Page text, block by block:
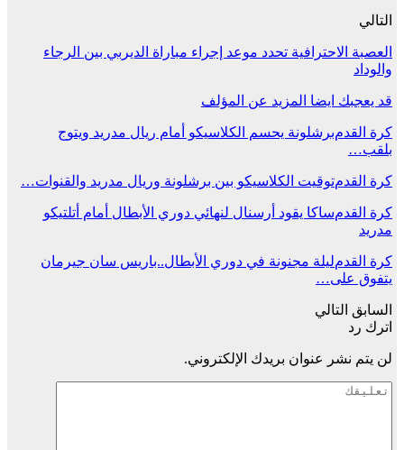
التالي
العصبة الاحترافية تحدد موعد إجراء مباراة الديربي بين الرجاء
والوداد
قد يعجبك ايضا المزيد عن المؤلف
كرة القدمبرشلونة يحسم الكلاسيكو أمام ريال مدريد ويتوج
بلقب…
كرة القدمتوقيت الكلاسيكو بين برشلونة وريال مدريد والقنوات…
كرة القدمساكا يقود أرسنال لنهائي دوري الأبطال أمام أتلتيكو
مدريد
كرة القدمليلة مجنونة في دوري الأبطال..باريس سان جيرمان
يتفوق على…
السابق التالي
اترك رد
لن يتم نشر عنوان بريدك الإلكتروني.